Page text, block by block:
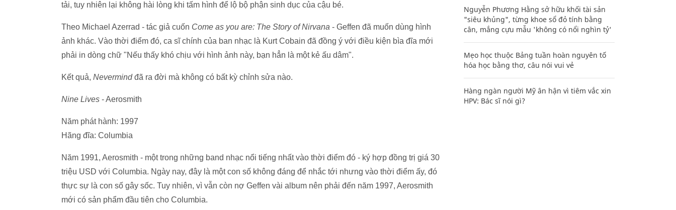
tải, tuy nhiên lại không hài lòng khi tấm hình để lộ bộ phận sinh dục của cậu bé.
Theo Michael Azerrad - tác giả cuốn Come as you are: The Story of Nirvana - Geffen đã muốn dùng hình
ảnh khác. Vào thời điểm đó, ca sĩ chính của ban nhạc là Kurt Cobain đã đồng ý với điều kiện bìa đĩa mới
phải in dòng chữ "Nếu thấy khó chịu với hình ảnh này, bạn hẳn là một kẻ ấu dâm".
Kết quả, Nevermindđã ra đời mà không có bất kỳ chỉnh sửa nào.
Nine Lives - Aerosmith
Năm phát hành: 1997
Hãng đĩa: Columbia
Năm 1991, Aerosmith - một trong những band nhạc nổi tiếng nhất vào thời điểm đó - ký hợp đồng trị giá 30
triệu USD với Columbia. Ngày nay, đây là một con số không đáng để nhắc tới nhưng vào thời điểm ấy, đó
thực sự là con số gây sốc. Tuy nhiên, vì vẫn còn nợ Geffen vài album nên phải đến năm 1997, Aerosmith
mới có sản phẩm đầu tiên cho Columbia.
Nguyễn Phương Hằng sở hữu khối tài sản
"siêu khủng", từng khoe sổ đỏ tính bằng
cân, mắng cựu mẫu 'không có nổi nghìn tỷ'
Mẹo học thuộc Bảng tuần hoàn nguyên tố
hóa học bằng thơ, câu nói vui vẻ
Hàng ngàn người Mỹ ân hận vì tiêm vắc xin
HPV: Bác sĩ nói gì?